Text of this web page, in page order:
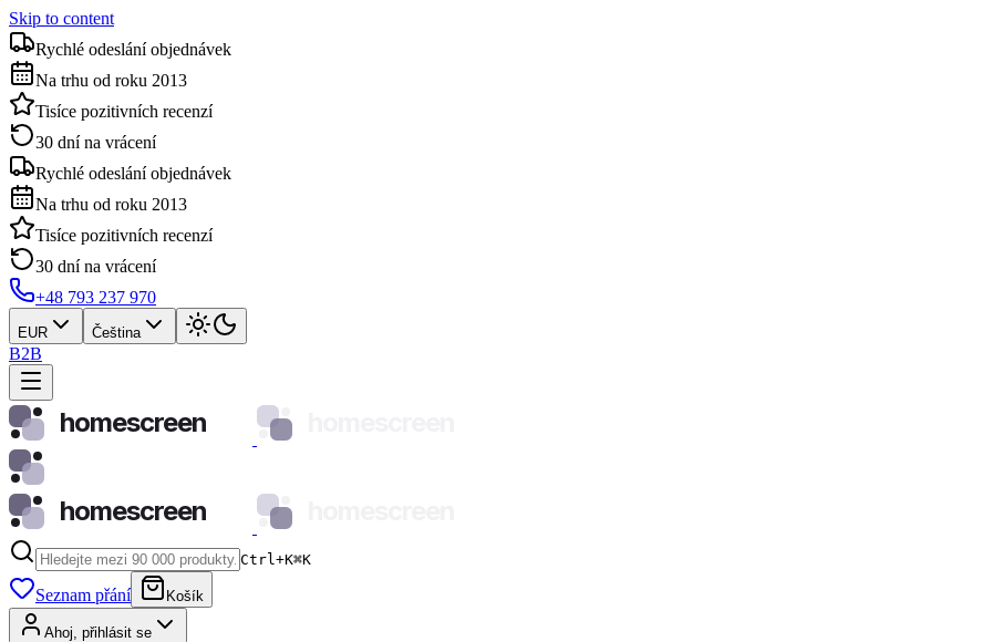
Skip to content
Rychlé odeslání objednávek
Na trhu od roku 2013
Tisíce pozitivních recenzí
30 dní na vrácení
Rychlé odeslání objednávek
Na trhu od roku 2013
Tisíce pozitivních recenzí
30 dní na vrácení
+48 793 237 970
EUR Čeština
B2B
homescreen
homescreen
Ctrl+K⌘K
Seznam přání Košík
Ahoj, přihlásit se